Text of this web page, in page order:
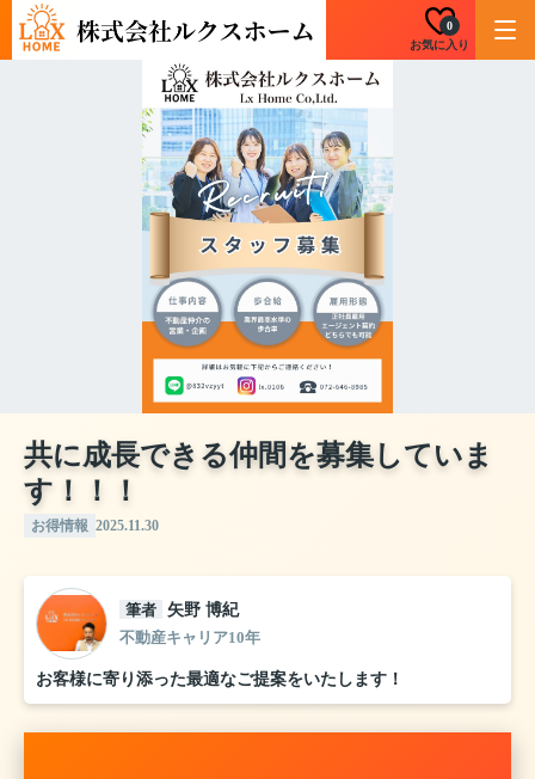
お気に入り
0
共に成長できる仲間を募集していま
す！！！
お得情報 2025.11.30
筆者 矢野 博紀
不動産キャリア10年
お客様に寄り添った最適なご提案をいたします！